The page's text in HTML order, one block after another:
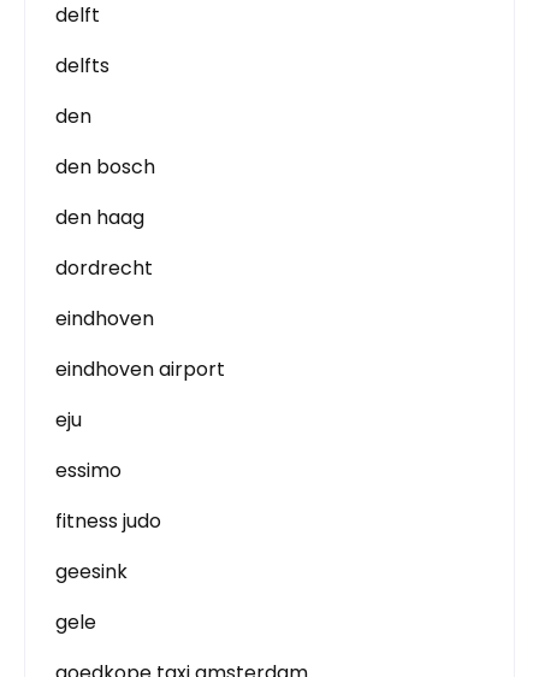
delft
delfts
den
den bosch
den haag
dordrecht
eindhoven
eindhoven airport
eju
essimo
fitness judo
geesink
gele